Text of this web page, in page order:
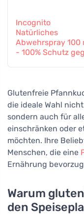
Incognito
Natürliches
Abwehrspray 100
- 100% Schutz
Glutenfreie
die ideale Wahl
sondern auch für
einschränken oder
möchten. Ihre
Menschen, die eine
Ernährung
Warum
den